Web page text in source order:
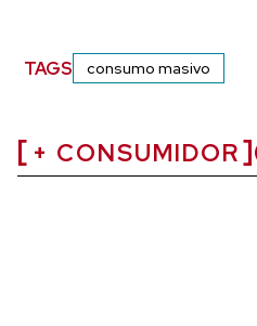
TAGS consumo masivo
+ CONSUMIDOR